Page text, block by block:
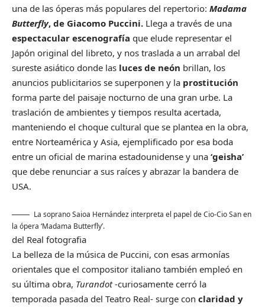
una de las óperas más populares del repertorio: Madama
Butterfly, de Giacomo Puccini. Llega a través de una
espectacular escenografía que elude representar el
Japón original del libreto, y nos traslada a un arrabal del
sureste asiático donde las luces de neón brillan, los
anuncios publicitarios se superponen y la prostitución
forma parte del paisaje nocturno de una gran urbe. La
traslación de ambientes y tiempos resulta acertada,
manteniendo el choque cultural que se plantea en la obra,
entre Norteamérica y Asia, ejemplificado por esa boda
entre un oficial de marina estadounidense y una ‘geisha’
que debe renunciar a sus raíces y abrazar la bandera de
USA.
La soprano Saioa Hernández interpreta el papel de Cio-Cio San en
la ópera ‘Madama Butterfly’.
del Real fotografia
La belleza de la música de Puccini, con esas armonías
orientales que el compositor italiano también empleó en
su última obra, Turandot-curiosamente cerró la
temporada pasada del Teatro Real- surge con claridad y